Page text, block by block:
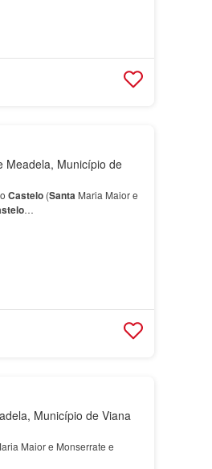
Meadela, Município de
Castelo(Santa Maria Maior e
…
Município de Viana
Maior e Monserrate e